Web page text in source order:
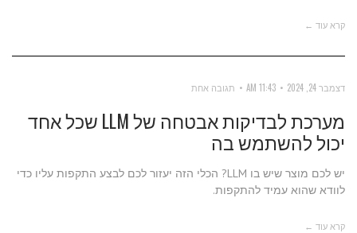
קרא עוד ←
דצמבר 24, 2024 11:43 AM תגובה אחת
מערכת לבדיקות אבטחה של LLM שכל אחד
יכול להשתמש בה
יש לכם מוצר שיש בו LLM? הכלי הזה יעזור לכם לבצע התקפות עליו כדי
לוודא שהוא עמיד להתקפות.
קרא עוד ←